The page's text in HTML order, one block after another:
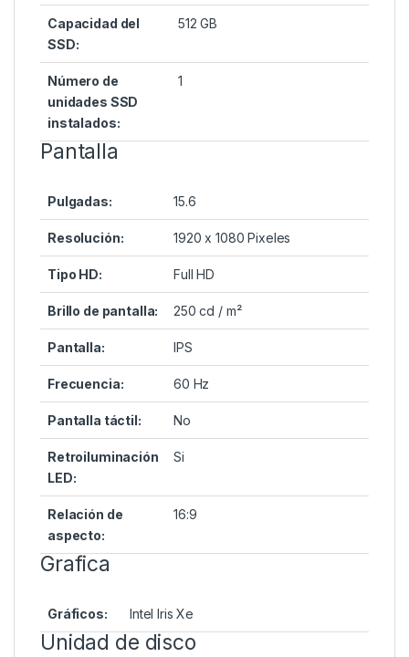
Capacidad del
SSD:
512 GB
Número de
unidades SSD
instalados:
1
Pantalla
Pulgadas: 15.6
Resolución: 1920 x 1080 Pixeles
Tipo HD: Full HD
Brillo de pantalla: 250 cd / m²
Pantalla: IPS
Frecuencia: 60 Hz
Pantalla táctil: No
Retroiluminación
LED:
Si
Relación de
aspecto:
16:9
Grafica
Gráficos: Intel Iris Xe
Unidad de disco